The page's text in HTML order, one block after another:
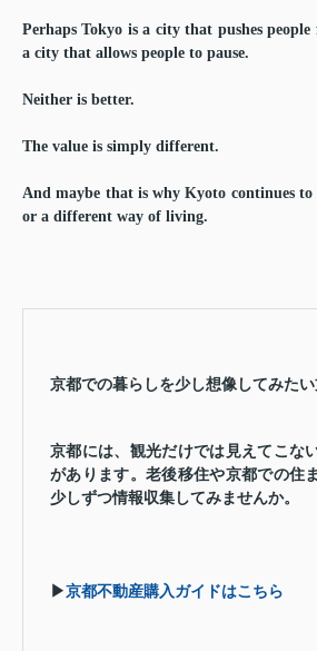
Perhaps Tokyo is a city that pushes
a city that allows people to pause.
Neither is better.
The value is simply different.
And maybe that is why Kyoto continues
or a different way of living.
京都での暮らしを少し想像してみた
京都には、観光だけでは見えてこな
があります。老後移住や京都での住
少しずつ情報収集してみませんか。
▶京都不動産購入ガイドはこちら